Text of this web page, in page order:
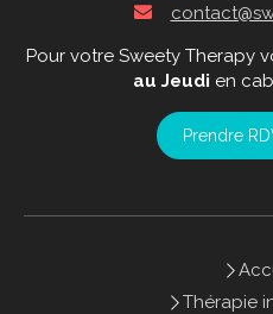
Pour votre Sweety Therapy
au Jeudi en
Prendre
Thérapie